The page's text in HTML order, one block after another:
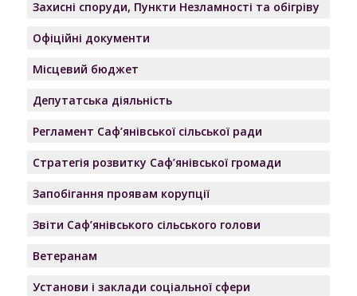
Захисні споруди, Пункти Незламності та обігріву
Офіційні документи
Місцевий бюджет
Депутатська діяльність
Регламент Саф’янівської сільської ради
Стратегія розвитку Саф’янівської громади
Запобігання проявам корупції
Звіти Саф’янівського сільського голови
Ветеранам
Установи і заклади соціальної сфери